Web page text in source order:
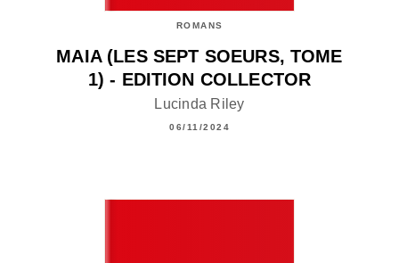
ROMANS
MAIA (LES SEPT SOEURS, TOME
1) - EDITION COLLECTOR
Lucinda Riley
06/11/2024